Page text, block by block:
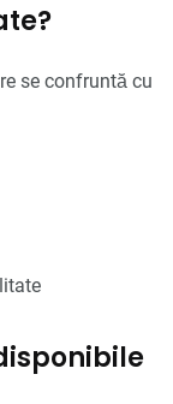
se confruntă cu